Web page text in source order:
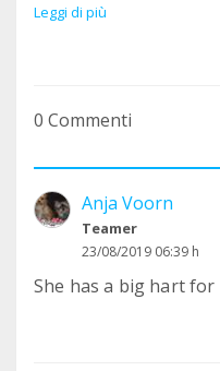
4 jongvolwassen
katten. Oh ja, en nog
eten/drinken. Plus ik
Leggi di più
0 Commenti
Anja Voorn
Teamer
23/08/2019 06:39 h
She has a big hart